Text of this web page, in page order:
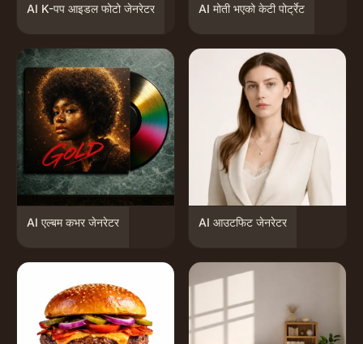
AI K-पप आइडल फोटो जेनरेटर AI मोती भएको केटी पोर्ट्रेट
AI एल्बम कभर जेनरेटर AI आउटफिट जेनरेटर